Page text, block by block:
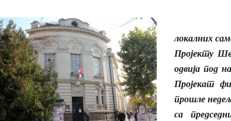
локалних
Пројекту
одвија под
Пројекат
прошле
са